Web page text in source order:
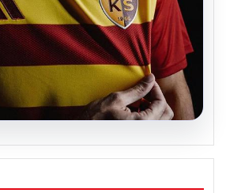
Transfer Rüzgarı Esti:
Yeni İmza atıldı!